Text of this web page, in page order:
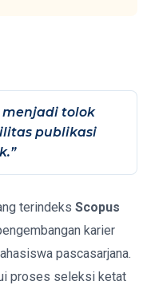
menjadi tolok
publikasi
terindeks Scopus
karier
pascasarjana.
proses seleksi ketat